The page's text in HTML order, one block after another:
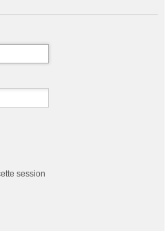
session